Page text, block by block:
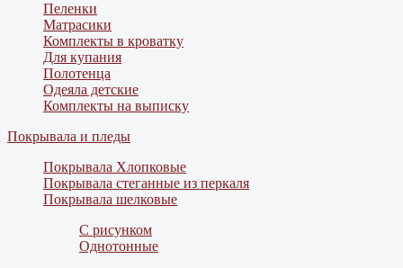
Пеленки
Матрасики
Комплекты в кроватку
Для купания
Полотенца
Одеяла детские
Комплекты на выписку
Покрывала и пледы
Покрывала Хлопковые
Покрывала стеганные из перкаля
Покрывала шелковые
С рисунком
Однотонные